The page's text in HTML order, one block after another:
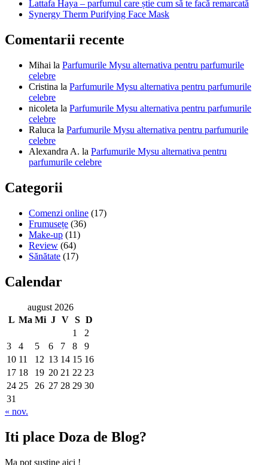
Lattafa Haya – parfumul care știe cum să te facă remarcată
Synergy Therm Purifying Face Mask
Comentarii recente
Mihai la Parfumurile Mysu alternativa pentru parfumurile
celebre
Cristina la Parfumurile Mysu alternativa pentru parfumurile
celebre
nicoleta la Parfumurile Mysu alternativa pentru parfumurile
celebre
Raluca la Parfumurile Mysu alternativa pentru parfumurile
celebre
Alexandra A. la Parfumurile Mysu alternativa pentru
parfumurile celebre
Categorii
Comenzi online (17)
Frumusețe (36)
Make-up (11)
Review (64)
Sănătate (17)
Calendar
august 2026
L Ma Mi J V S D
1
2
3
4 5 6 7 8
9
10 11 12 13 14 15 16
17 18 19 20 21 22 23
24 25 26 27 28 29 30
31
« nov.
Iti place Doza de Blog?
Ma pot sustine aici !